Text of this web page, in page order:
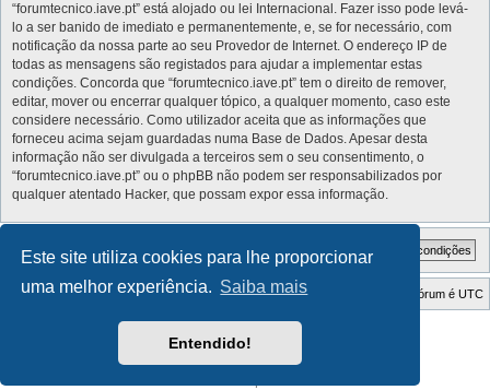
Este site utiliza cookies para lhe proporcionar
uma melhor experiência. Saiba mais
Entendido!
“forumtecnico.iave.pt” está alojado ou lei Internacional. Fazer isso pode levá-
lo a ser banido de imediato e permanentemente, e, se for necessário, com
notificação da nossa parte ao seu Provedor de Internet. O endereço IP de
todas as mensagens são registados para ajudar a implementar estas
condições. Concorda que “forumtecnico.iave.pt” tem o direito de remover,
editar, mover ou encerrar qualquer tópico, a qualquer momento, caso este
considere necessário. Como utilizador aceita que as informações que
forneceu acima sejam guardadas numa Base de Dados. Apesar desta
informação não ser divulgada a terceiros sem o seu consentimento, o
“forumtecnico.iave.pt” ou o phpBB não podem ser responsabilizados por
qualquer atentado Hacker, que possam expor essa informação.
Índice do Fórum O Fuso Horário do Fórum é UTC
GTA game
Desenvolvido porphpBB® Forum Software © phpBB Limited
phpBB Portugal